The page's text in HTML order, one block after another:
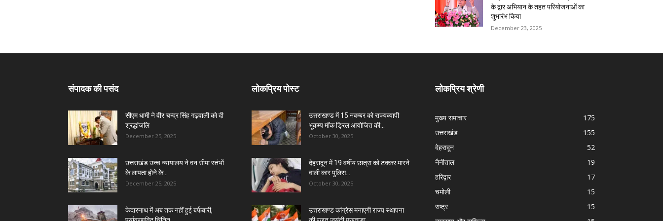
के द्वार अभियान के तहत परियोजनाओं का
शुभारंभ किया
December 23, 2025
संपादक की पसंद
सीएम धामी ने वीर चन्द्र सिंह गढ़वाली को दी
श्रद्धांजलि
December 25, 2025
उत्तराखंड उच्च न्यायालय ने वन सीमा स्तंभों
के लापता होने के...
December 25, 2025
केदारनाथ में अब तक नहीं हुई बर्फबारी,
लोकप्रिय पोस्ट
उत्तराखण्ड में 15 नवम्बर को राज्यव्यापी
भूकम्प मॉक ड्रिल आयोजित की...
October 30, 2025
देहरादून में 19 वर्षीय छात्रा को टक्कर मारने
वाली कार पुलिस...
October 30, 2025
उत्तराखण्ड कांग्रेस मनाएगी राज्य स्थापना
लोकप्रिय श्रेणी
मुख्य समाचार
175
उत्तराखंड
155
देहरादून
52
नैनीताल
19
हरिद्वार
17
चमोली
15
राष्ट्र
15